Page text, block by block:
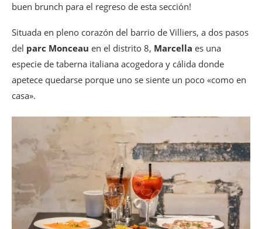
buen brunch para el regreso de esta sección!
Situada en pleno corazón del barrio de Villiers, a dos pasos
del parc Monceau en el distrito 8, Marcella es una
especie de taberna italiana acogedora y cálida donde
apetece quedarse porque uno se siente un poco «como en
casa».